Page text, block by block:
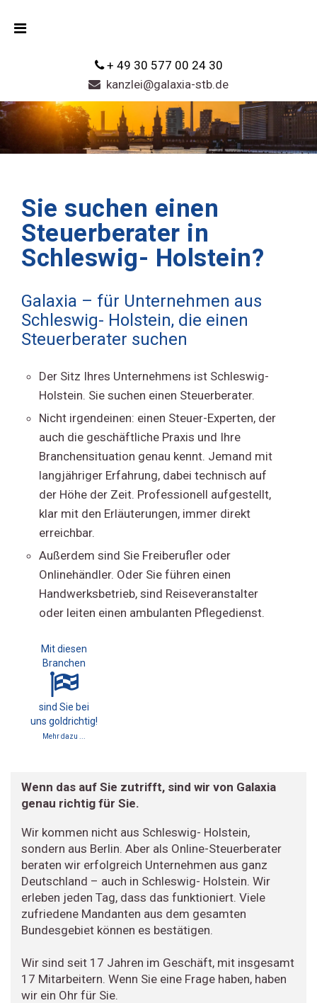
+ 49 30 577 00 24 30
kanzlei@galaxia-stb.de
Sie suchen einen
Steuerberater in
Schleswig- Holstein?
Galaxia – für Unternehmen aus
Schleswig- Holstein, die einen
Steuerberater suchen
Der Sitz Ihres Unternehmens ist Schleswig-
Holstein. Sie suchen einen Steuerberater.
Nicht irgendeinen: einen Steuer-Experten, der
auch die geschäftliche Praxis und Ihre
Branchensituation genau kennt. Jemand mit
langjähriger Erfahrung, dabei technisch auf
der Höhe der Zeit. Professionell aufgestellt,
klar mit den Erläuterungen, immer direkt
erreichbar.
Außerdem sind Sie Freiberufler oder
Onlinehändler. Oder Sie führen einen
Handwerksbetrieb, sind Reiseveranstalter
oder leiten einen ambulanten Pflegedienst.
Mit diesen
Branchen
sind Sie bei
uns goldrichtig!
Mehr dazu ...
Wenn das auf Sie zutrifft, sind wir von Galaxia
genau richtig für Sie.
Wir kommen nicht aus Schleswig- Holstein,
sondern aus Berlin. Aber als Online-Steuerberater
beraten wir erfolgreich Unternehmen aus ganz
Deutschland – auch in Schleswig- Holstein. Wir
erleben jeden Tag, dass das funktioniert. Viele
zufriedene Mandanten aus dem gesamten
Bundesgebiet können es bestätigen.
Wir sind seit 17 Jahren im Geschäft, mit insgesamt
17 Mitarbeitern. Wenn Sie eine Frage haben, haben
wir ein Ohr für Sie.